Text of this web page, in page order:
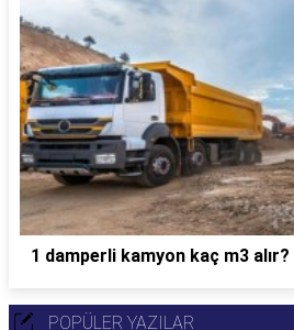
1 damperli kamyon kaç m3 alır?
POPÜLER YAZILAR